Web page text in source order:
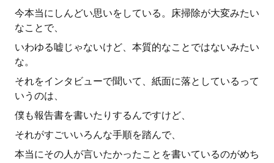
今本当にしんどい思いをしている。床掃除が大変みたい
なことで、
いわゆる嘘じゃないけど、本質的なことではないみたい
な。
それをインタビューで聞いて、紙面に落としているって
いうのは、
僕も報告書を書いたりするんですけど、
それがすごいいろんな手順を踏んで、
本当にその人が言いたかったことを書いているのがめち